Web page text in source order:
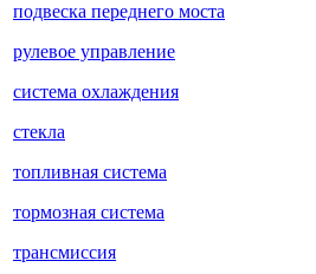
подвеска переднего моста
рулевое управление
система охлаждения
стекла
топливная система
тормозная система
трансмиссия